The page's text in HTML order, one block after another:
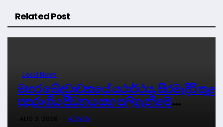
Related Post
Local News
මහර ඛේදවාචකයේ යථාර්ථය, සිරමැදිරි තුළ
පුපුරා ගිය පීඩනය සහ පලිගැනීමේ
දේශපාලනයADMIN